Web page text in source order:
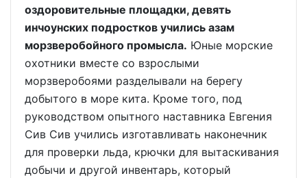
оздоровительные площадки, девять
инчоунских подростков учились азам
морзверобойного промысла. Юные морские
охотники вместе со взрослыми
морзверобоями разделывали на берегу
добытого в море кита. Кроме того, под
руководством опытного наставника Евгения
Сив Сив учились изготавливать наконечник
для проверки льда, крючки для вытаскивания
добычи и другой инвентарь, который